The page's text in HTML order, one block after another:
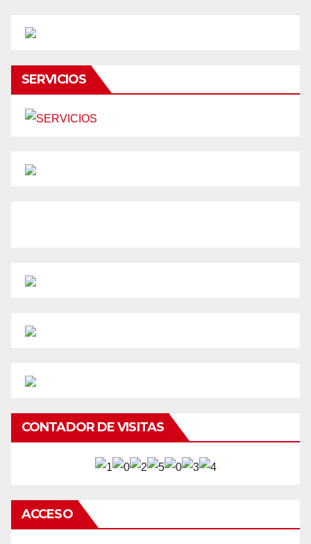
SERVICIOS
CONTADOR DE VISITAS
ACCESO